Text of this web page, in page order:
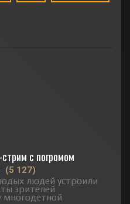
с погромом
(5 127)
людей устроили
зрителей
многодетной